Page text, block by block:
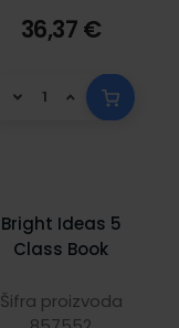
36,37 €
Bright Ideas 5
Class Book
Šifra proizvoda